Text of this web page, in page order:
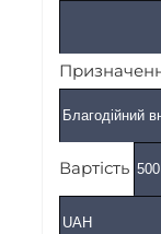
Вартість